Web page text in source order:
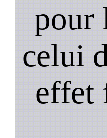
pour
celui
effet